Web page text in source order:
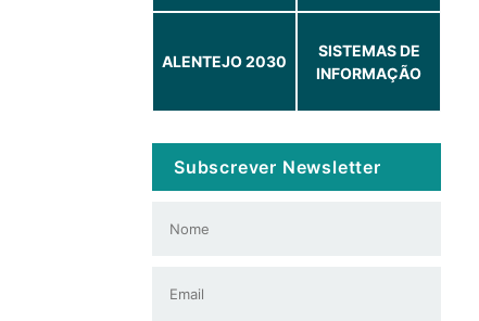
ALENTEJO 2030
SISTEMAS DE
INFORMAÇÃO
Subscrever Newsletter